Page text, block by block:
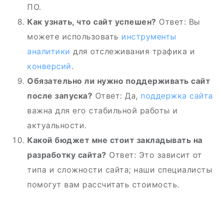
ПО.
Как узнать, что сайт успешен? Ответ: Вы
можете использовать инструменты
аналитики для отслеживания трафика и
конверсий.
Обязательно ли нужно поддерживать сайт
после запуска? Ответ: Да, поддержка сайта
важна для его стабильной работы и
актуальности.
Какой бюджет мне стоит закладывать на
разработку сайта? Ответ: Это зависит от
типа и сложности сайта; наши специалисты
помогут вам рассчитать стоимость.